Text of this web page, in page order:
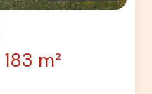
183 m²